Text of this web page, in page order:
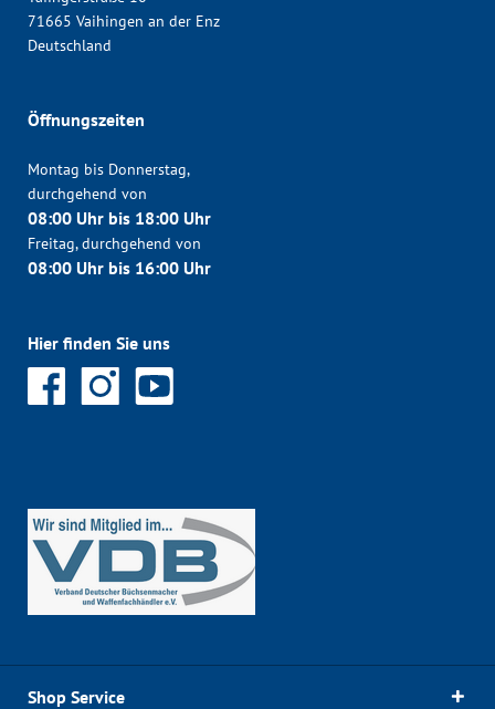
71665 Vaihingen an der Enz
Deutschland
Öffnungszeiten
Montag bis Donnerstag,
durchgehend von
08:00 Uhr bis 18:00 Uhr
Freitag, durchgehend von
08:00 Uhr bis 16:00 Uhr
Hier finden Sie uns
Shop Service